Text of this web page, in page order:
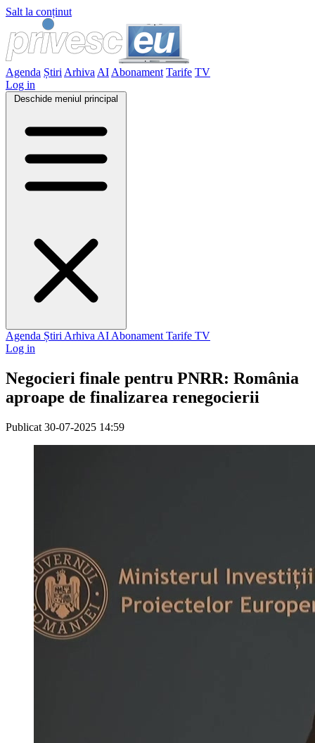
Salt la conținut
Agenda Știri Arhiva AI Abonament Tarife TV
Log in
Deschide meniul principal
Agenda Știri Arhiva AI Abonament Tarife TV
Log in
Negocieri finale pentru PNRR: România
aproape de finalizarea renegocierii
Publicat 30-07-2025 14:59